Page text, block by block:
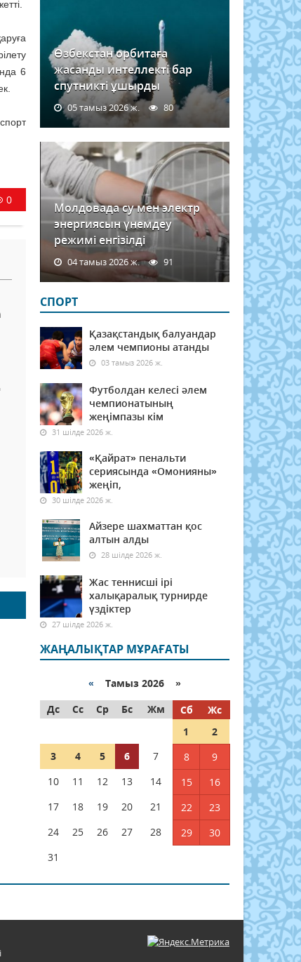
6
0
Өзбекстан орбитаға
жасанды интеллекті бар
спутникті ұшырды
05 тамыз 2026 ж. 80
Молдовада су мен электр
энергиясын үнемдеу
режимі енгізілді
04 тамыз 2026 ж. 91
СПОРТ
Қазақстандық балуандар
әлем чемпионы атанды
03 тамыз 2026 ж.
Футболдан келесі әлем
чемпионатының
жеңімпазы кім
31 шілде 2026 ж.
«Қайрат» пенальти
сериясында «Омонияны»
жеңіп,
30 шілде 2026 ж.
Айзере шахматтан қос
алтын алды
28 шілде 2026 ж.
Жас теннисші ірі
халықаралық турнирде
үздіктер
27 шілде 2026 ж.
ЖАҢАЛЫҚТАР МҰРАҒАТЫ
« Тамыз 2026 »
Дс
Сс Ср Бс Жм Сб
Жс
1
2
3
4 5 6 7 8
9
10
11 12 13 14 15
16
17
18 19 20 21 22
23
24
25 26 27 28 29
30
31